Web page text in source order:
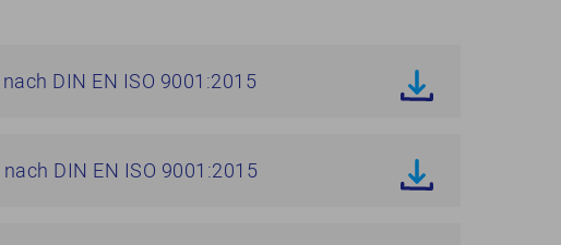
nach DIN EN ISO 9001:2015
nach DIN EN ISO 9001:2015